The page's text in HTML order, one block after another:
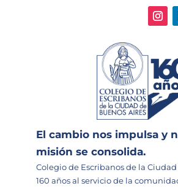
El cambio nos impulsa y
misión se consolida.
Colegio de Escribanos de la
160 años al servicio de la